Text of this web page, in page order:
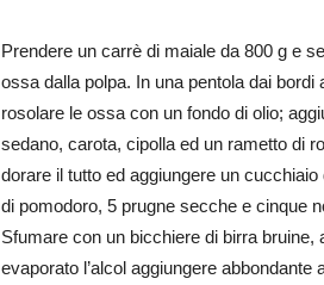
Prendere un carrè di maiale da 800 g e
ossa dalla polpa. In una pentola dai bordi
rosolare le ossa con un fondo di olio;
sedano, carota, cipolla ed un rametto di
dorare il tutto ed aggiungere un
di pomodoro, 5 prugne secche e cinque
Sfumare con un bicchiere di birra bruine,
evaporato l’alcol aggiungere abbondante